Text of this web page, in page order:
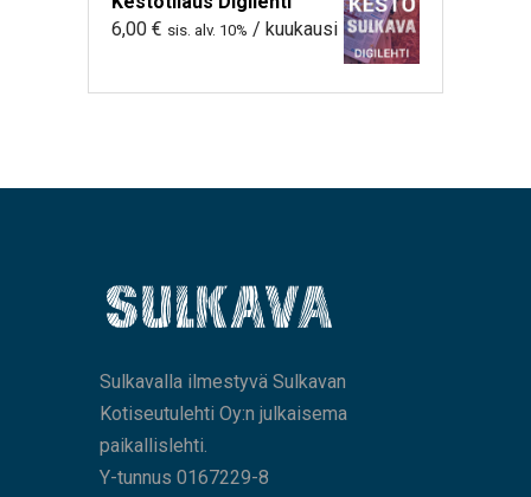
6,00 € sis. alv. 10% / kuukausi
Sulkavalla ilmestyvä Sulkavan
Kotiseutulehti Oy:n julkaisema
paikallislehti.
Y-tunnus 0167229-8